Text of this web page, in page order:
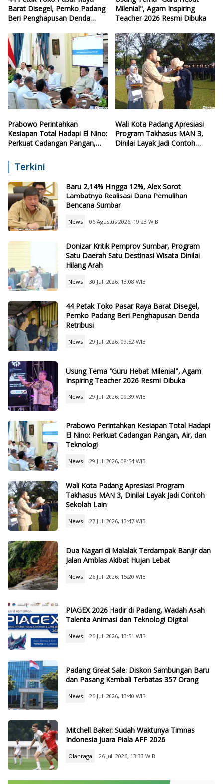
Barat Disegel, Pemko Padang
Beri Penghapusan Denda
Milenial", Agam Inspiring
Teacher 2026 Resmi Dibuka
Prabowo Perintahkan
Kesiapan Total Hadapi El Nino:
Perkuat Cadangan Pangan,
Wali Kota Padang Apresiasi
Program Takhasus MAN 3,
Dinilai Layak Jadi Contoh
Terkini
Baru 2,14% Hingga 12%, Alex Sorot
Lambatnya Realisasi Dana Pemulihan
Bencana Sumbar
News 06 Agustus 2026, 19:23 WIB
Donizar Kritik Pemprov Sumbar, Program
Satu Daerah Satu Destinasi Wisata Dinilai
Hilang Arah
News 30 Juli 2026, 13:08 WIB
44 Petak Toko Pasar Raya Barat Disegel,
Pemko Padang Beri Penghapusan Denda
Retribusi
News 29 Juli 2026, 09:52 WIB
Usung Tema "Guru Hebat Milenial", Agam
Inspiring Teacher 2026 Resmi Dibuka
News 29 Juli 2026, 09:39 WIB
Prabowo Perintahkan Kesiapan Total Hadapi
El Nino: Perkuat Cadangan Pangan, Air, dan
Teknologi
News 29 Juli 2026, 08:54 WIB
Wali Kota Padang Apresiasi Program
Takhasus MAN 3, Dinilai Layak Jadi Contoh
Sekolah Lain
News 27 Juli 2026, 13:47 WIB
Dua Nagari di Malalak Terdampak Banjir dan
Jalan Amblas Akibat Hujan Lebat
News 26 Juli 2026, 15:20 WIB
PIAGEX 2026 Hadir di Padang, Wadah Asah
Talenta Animasi dan Teknologi Digital
News 26 Juli 2026, 13:51 WIB
Padang Great Sale: Diskon Sambungan Baru
dan Pasang Kembali Terbatas 357 Orang
News 26 Juli 2026, 13:40 WIB
Mitchell Baker: Sudah Waktunya Timnas
Indonesia Juara Piala AFF 2026
Olahraga 26 Juli 2026, 13:33 WIB